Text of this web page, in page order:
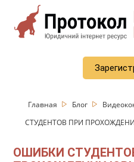
Главная Блог
СТУДЕНТОВ ПРИ
ОШИБКИ